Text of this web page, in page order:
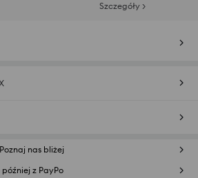
Szczegóły >
nas bliżej
z PayPo